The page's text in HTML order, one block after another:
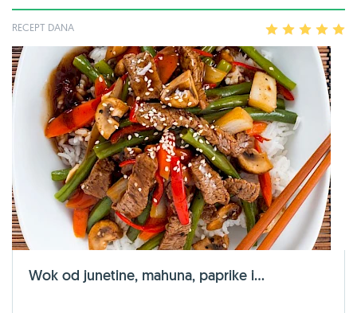
RECEPT DANA 2 3 4
Wok od junetine, mahuna, paprike i...